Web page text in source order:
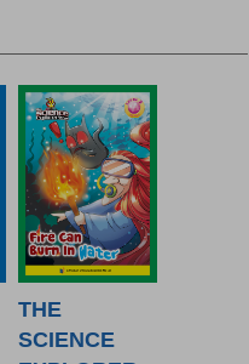
THE
SCIENCE